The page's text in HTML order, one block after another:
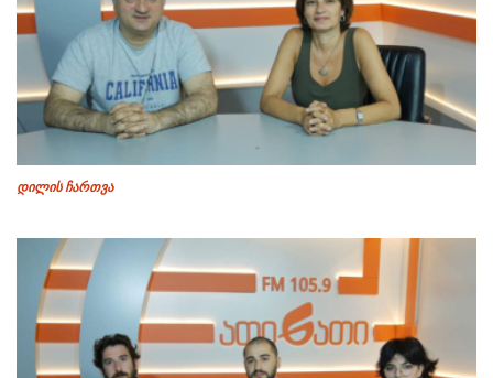
დილის ჩართვა